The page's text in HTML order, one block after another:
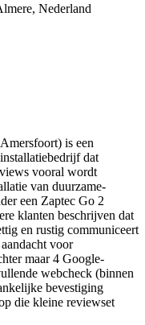
Nederland
is een
dat
vooral wordt
van duurzame-
een Zaptec Go 2
klanten beschrijven dat
en rustig communiceert
voor
maar 4 Google-
webcheck (binnen
bevestiging
die kleine reviewset